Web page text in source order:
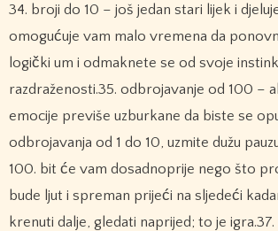
34. broji do 10 – još jedan stari lijek i
omogućuje vam malo vremena da
logički um i odmaknete se od svoje
razdraženosti.35. odbrojavanje od 100 –
emocije previše uzburkane da biste se
odbrojavanja od 1 do 10, uzmite dužu
100. bit će vam dosadnoprije nego što
bude ljut i spreman prijeći na sljedeći
krenuti dalje, gledati naprijed; to je igra.37.